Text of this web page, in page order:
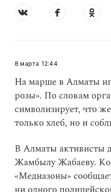
12:44
8 марта
На марше в Алматы
розы». По словам
символизирует, что
только хлеб, но и
В Алматы активисты
Жамбылу Жабаеву.
«Медиазоны»